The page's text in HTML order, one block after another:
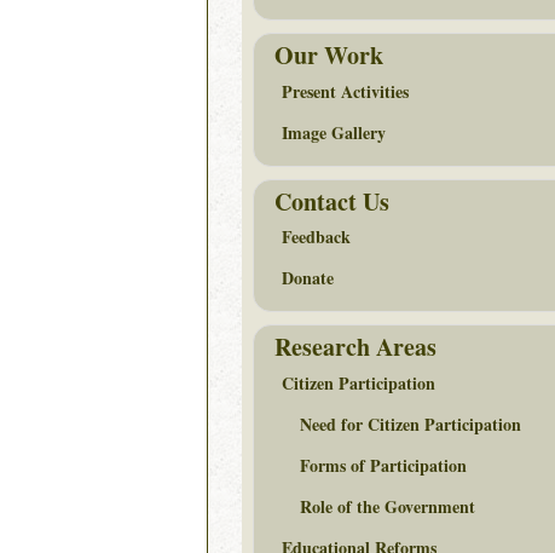
Our Work
Present Activities
Image Gallery
Contact Us
Feedback
Donate
Research Areas
Citizen Participation
Need for Citizen Participation
Forms of Participation
Role of the Government